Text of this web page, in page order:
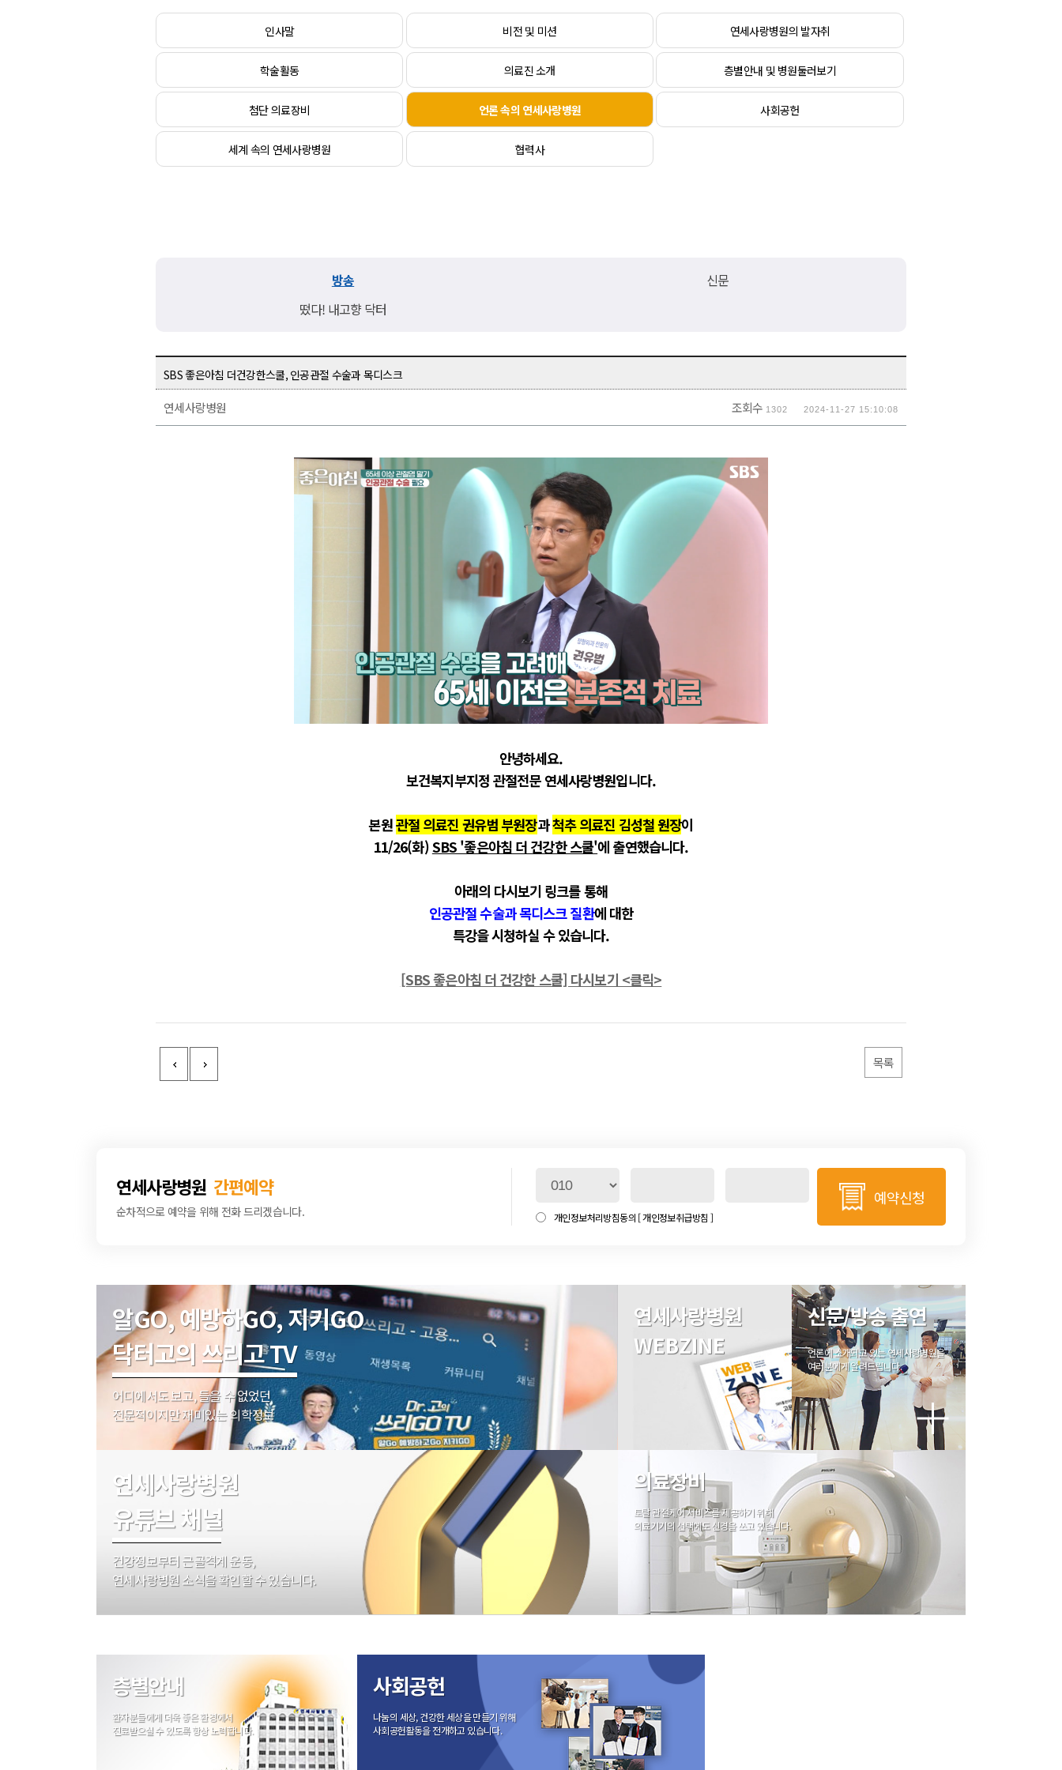
인사말 비전 및 미션 연세사랑병원의 발자취
학술활동 의료진 소개 층별안내 및 병원둘러보기
첨단 의료장비 언론 속의 연세사랑병원 사회공헌
세계 속의 연세사랑병원 협력사
방송
신문
떴다! 내고향 닥터
SBS 좋은아침 더건강한스쿨, 인공관절 수술과 목디스크
연세사랑병원 조회수 1302 2024-11-27 15:10:08
안녕하세요.
보건복지부지정 관절전문 연세사랑병원입니다.
본원관절 의료진 권유범 부원장과척추 의료진 김성철 원장이
11/26(화)SBS '좋은아침 더 건강한 스쿨'에 출연했습니다.
아래의 다시보기 링크를 통해
인공관절 수술과 목디스크 질환에 대한
특강을 시청하실 수 있습니다.
[SBS 좋은아침 더 건강한 스쿨] 다시보기 <클릭>
목록
연세사랑병원 간편예약
순차적으로 예약을 위해 전화 드리겠습니다. 개인정보처리방침동의 [ 개인정보취급방침 ]
예약신청
알GO, 예방하GO, 지키GO
닥터고의 쓰리고 TV
어디에서도 보고, 들을 수 없었던
전문적이지만 재미있는 의학정보
연세사랑병원
유튜브 채널
건강정보부터 근골격계 운동,
연세사랑병원 소식을 확인할 수 있습니다.
연세사랑병원
WEBZINE
신문/방송 출연
언론에 소개되고 있는 연세사랑병원을
여러분에게 알려드립니다.
의료장비
토탈 관절케어 서비스를 제공하기 위해
의료기기의 선택에도 신경을 쓰고 있습니다.
층별안내
환자분들에게 더욱 좋은 환경에서
진료받으실 수 있도록 항상 노력합니다.
사회공헌
나눔의 세상, 건강한 세상을 만들기 위해
사회공헌활동을 전개하고 있습니다.